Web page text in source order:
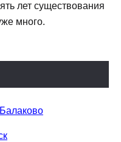
лет существования
много.